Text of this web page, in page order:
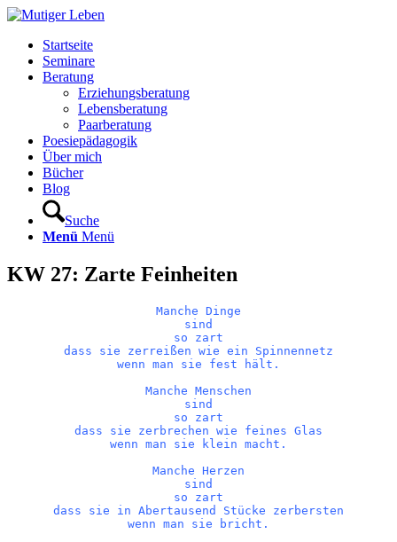
Startseite
Seminare
Beratung
Erziehungsberatung
Lebensberatung
Paarberatung
Poesiepädagogik
Über mich
Bücher
Blog
Suche
Menü Menü
KW 27: Zarte Feinheiten
Manche Dinge
sind
so zart
dass sie zerreißen wie ein Spinnennetz
wenn man sie fest hält.
Manche Menschen
sind
so zart
dass sie zerbrechen wie feines Glas
wenn man sie klein macht.
Manche Herzen
sind
so zart
dass sie in Abertausend Stücke zerbersten
wenn man sie bricht.